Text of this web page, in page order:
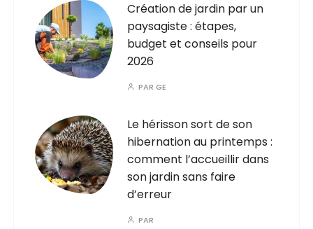
Création de jardin par un
paysagiste : étapes,
budget et conseils pour
2026
PARGE
Le hérisson sort de son
hibernation au printemps :
comment l’accueillir dans
son jardin sans faire
d’erreur
PAR